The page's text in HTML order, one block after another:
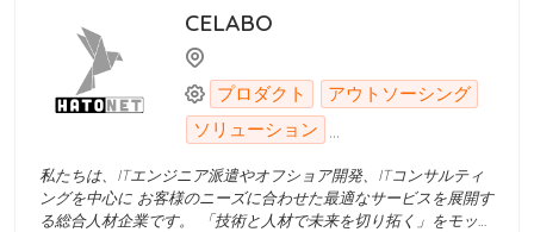
ビスを利用させていただくため、 人材採用コンサルタントの契約
を締結させていただく Devworksシステム上で、無料で求人票を
掲載できる 候補者の履歴書を貰った後、お客様の判断より
Devworkサイトで面接日程を予約できる システム経由で、候補者
に内定をお送る IT人材紹介手数料を指摘された銀行口座に振り込
む 現在、ベトナムは、安価で豊富な人件費を活用してコスト削減
を図るため、世界中から多くの大企業や企業がベトナムにオフシ
ョ IT の仕事を探す - 無料の求人広告を掲載_効果的で評判の良い
求人検索サイトで、毎日何千もの新しい求人を更新します。
Devwork.vn は、雇用主と候補者および採用スペシャリストを結
CELABO
プロダクト
アウトソーシング
ソリューション ...
私たちは、ITエンジニア派遣やオフショア開発、ITコンサルティ
ングを中心に お客様のニーズに合わせた最適なサービスを展開す
る総合人材企業です。 「技術と人材で未来を切り拓く」をモット